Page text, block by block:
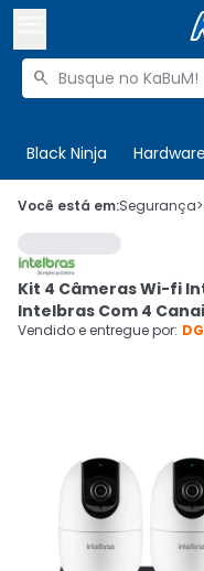
Buscar produtos

Black Ninja Hardware
 Olá. Acesse
 Departamentos
Cupons
Você está em:Segurança>
Kit 4 Câmeras Wi-fi
Intelbras Com 4
Vendido e entregue por: